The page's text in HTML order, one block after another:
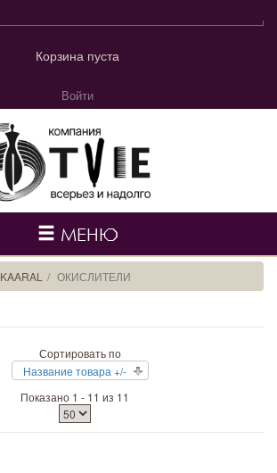
Корзина пуста
Войти
МЕНЮ
KAARAL ОКИСЛИТЕЛИ
Сортировать по
Название товара +/-
Показано 1 - 11 из 11